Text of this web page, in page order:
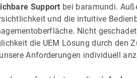
Support bei baramundi.
und die intuitive
Nicht
die UEM Lösung durch den
Anforderungen individuell